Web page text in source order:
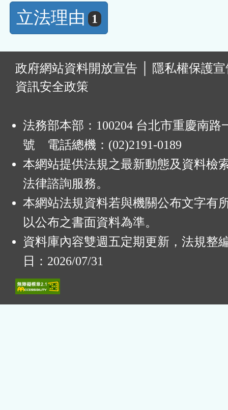
立法理由 1
政府網站資料開放宣告
隱私權保護
資訊安全政策
法務部本部：100204 台北市重慶南路
號 電話總機：(02)2191-0189
本網站提供法規之最新動態及資料檢
法律諮詢服務。
本網站法規資料若與機關公布文字有
以公布之書面資料為準。
資料庫內容雙週五定期更新，法規整
日：2026/07/31